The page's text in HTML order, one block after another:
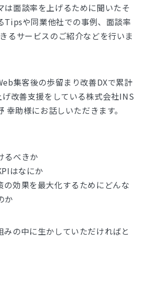
は面談率を上げるために聞いたそ
Tipsや同業他社での事例、面談率
るサービスのご紹介などを行いま
集客後の歩留まり改善DXで累計
改善支援をしている株式会社INS
助様にお話しいただきます。
るべきか
はなにか
の効果を最大化するためにどんな
か
みの中に生かしていただければと